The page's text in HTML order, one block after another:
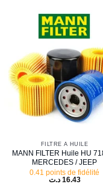
FILTRE À HUILE
MANN FILTER Huile HU
MERCEDES / JEEP
0.41 points de fidélité
16.43 د.ت